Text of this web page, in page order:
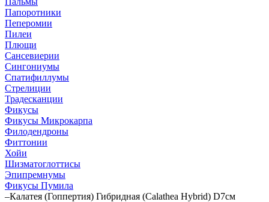
Папоротники
Пеперомии
Пилеи
Плющи
Сансевиерии
Сингониумы
Спатифиллумы
Стрелиции
Традесканции
Фикусы
Фикусы Микрокарпа
Филодендроны
Фиттонии
Хойи
Шизматоглоттисы
Эпипремнумы
Фикусы Пумила
–Калатея (Гоппертия) Гибридная (Calathea Hybrid) D7см